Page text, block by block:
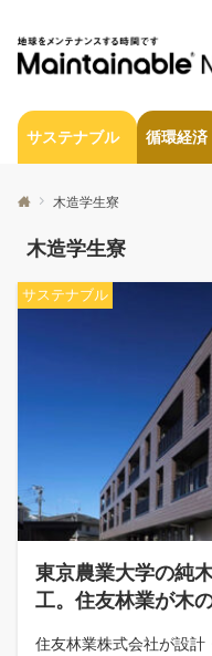
サステナブル 循環経済
木造学生寮
木造学生寮
サステナブル
東京農業大学の純
工。住友林業が木
住友林業株式会社が設